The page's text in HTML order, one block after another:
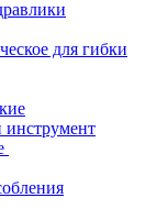
для гибки
инструмент